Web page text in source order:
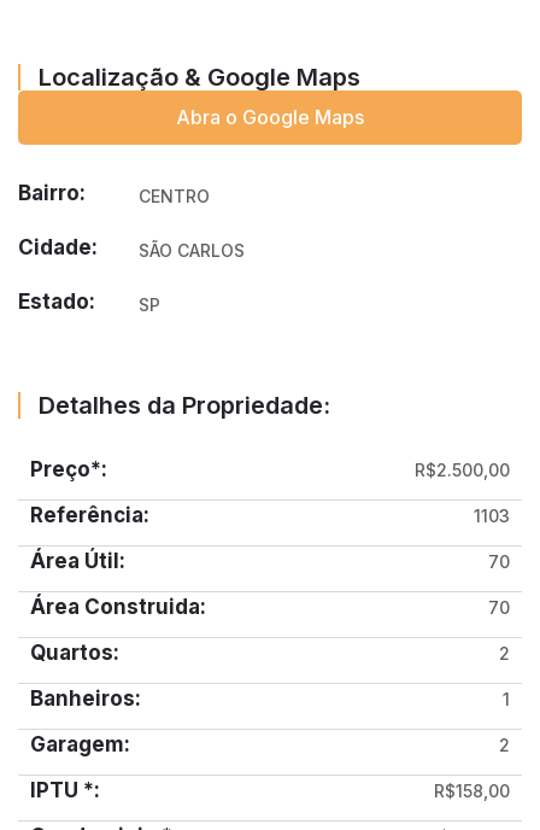
Localização & Google Maps
Abra o Google Maps
Bairro: CENTRO
Cidade: SÃO CARLOS
Estado: SP
Detalhes da Propriedade:
Preço*: R$2.500,00
Referência: 1103
Área Útil: 70
Área Construida: 70
Quartos: 2
Banheiros: 1
Garagem: 2
IPTU *: R$158,00